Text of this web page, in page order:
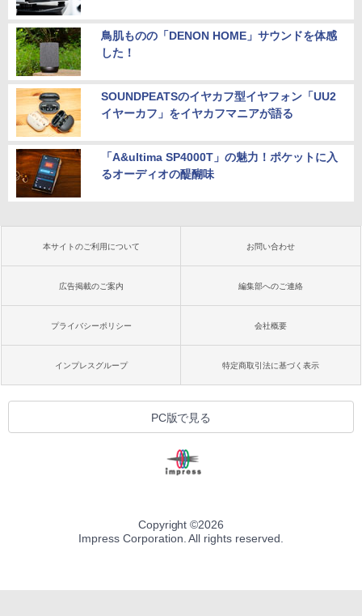
鳥肌ものの「DENON HOME」サウンドを体感
した！
SOUNDPEATSのイヤカフ型イヤフォン「UU2
イヤーカフ」をイヤカフマニアが語る
「A&ultima SP4000T」の魅力！ポケットに入
るオーディオの醍醐味
本サイトのご利用について お問い合わせ
広告掲載のご案内 編集部へのご連絡
プライバシーポリシー 会社概要
インプレスグループ 特定商取引法に基づく表示
PC版で見る
Copyright ©2026
Impress Corporation. All rights reserved.